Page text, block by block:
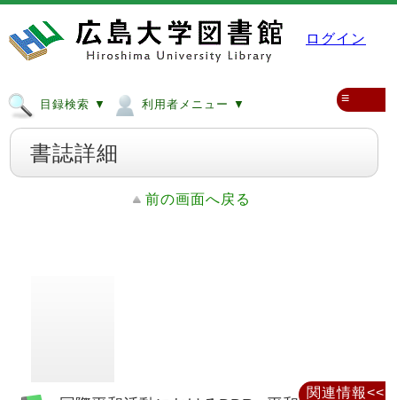
ログイン
目録検索 ▼ 利用者メニュー ▼ ≡
書誌詳細
前の画面へ戻る
関連情報<<